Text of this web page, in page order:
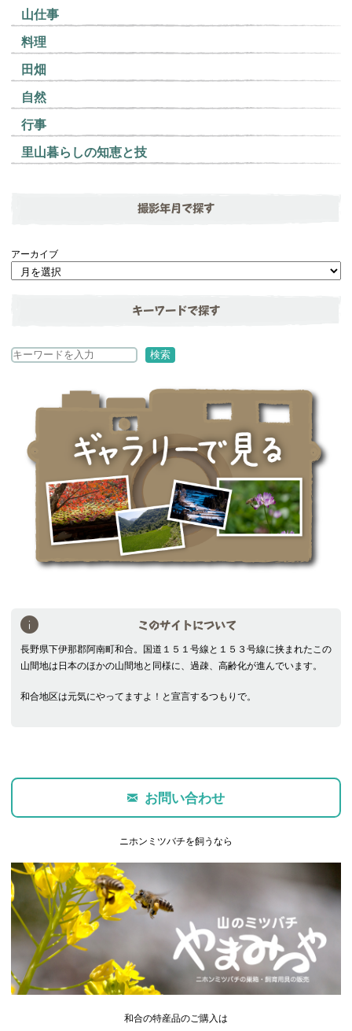
山仕事
料理
田畑
自然
行事
里山暮らしの知恵と技
撮影年月で探す
アーカイブ
キーワードで探す
検
検索
このサイトについて
長野県下伊那郡阿南町和合。国道１５１号線と１５３号線に挟まれたこの
山間地は日本のほかの山間地と同様に、過疎、高齢化が進んでいます。
和合地区は元気にやってますよ！と宣言するつもりで。
お問い合わせ
ニホンミツバチを飼うなら
和合の特産品のご購入は